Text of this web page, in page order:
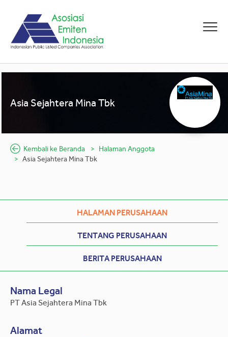
Asia Sejahtera Mina Tbk
Kembali ke Beranda
Halaman Anggota
Asia Sejahtera Mina Tbk
HALAMAN PERUSAHAAN
TENTANG PERUSAHAAN
BERITA PERUSAHAAN
Nama Legal
PT Asia Sejahtera Mina Tbk
Alamat